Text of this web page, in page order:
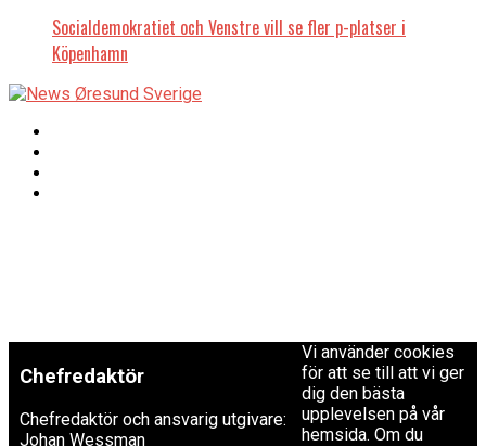
Socialdemokratiet och Venstre vill se fler p-platser i
Köpenhamn
Chefredaktör
Chefredaktör och ansvarig utgivare:
Johan Wessman
Vi använder cookies
för att se till att vi ger
dig den bästa
upplevelsen på vår
hemsida. Om du